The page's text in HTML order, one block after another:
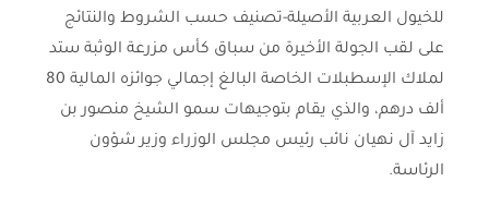
للخيول العربية الأصيلة-تصنيف حسب الشروط والنتائج
على لقب الجولة الأخيرة من سباق كأس مزرعة الوثبة ستد
لملاك الإسطبلات الخاصة البالغ إجمالي جوائزه المالية 80
ألف درهم، والذي يقام بتوجيهات سمو الشيخ منصور بن
زايد آل نهيان نائب رئيس مجلس الوزراء وزير شؤون
الرئاسة.